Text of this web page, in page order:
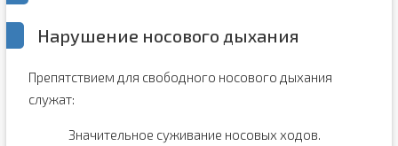
Нарушение носового дыхания
Препятствием для свободного носового дыхания
служат:
Значительное суживание носовых ходов.